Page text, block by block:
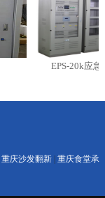
EPS-20k应急电
重庆沙发翻新 重庆食堂承